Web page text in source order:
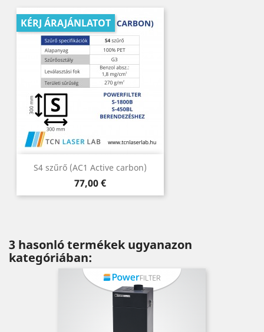
S4 szűrő (AC1 Active carbon)
Ár
77,00 €
KÉRJ ÁRAJÁNLATOT
3 hasonló termékek ugyanazon
kategóriában: